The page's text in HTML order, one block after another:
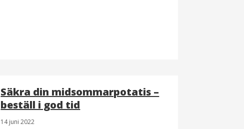
Säkra din midsommarpotatis –
beställ i god tid
14 juni 2022